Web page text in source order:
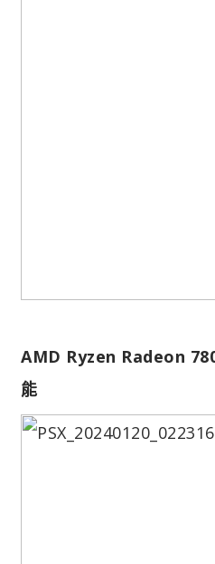
AMD Ryzen Radeon
能